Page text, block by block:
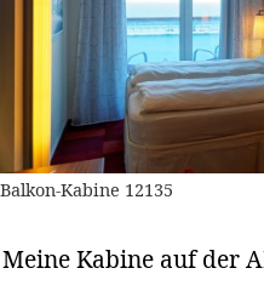
Balkon-Kabine 12135
Meine Kabine auf der